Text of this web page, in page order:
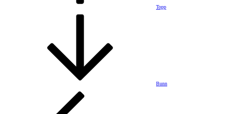
Topp
Bunn